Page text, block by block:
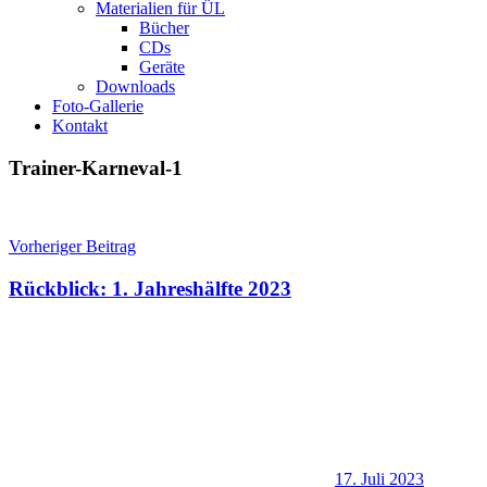
Materialien für ÜL
Bücher
CDs
Geräte
Downloads
Foto-Gallerie
Kontakt
Trainer-Karneval-1
Beitragsnavigation
Vorheriger Beitrag
Rückblick: 1. Jahreshälfte 2023
17. Juli 2023